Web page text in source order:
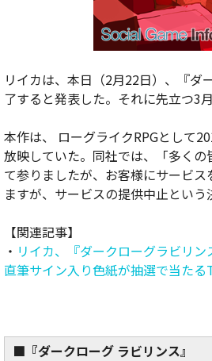
リイカは、本日（2月22日）、『ダ
了すると発表した。それに先立つ3
本作は、 ローグライクRPGとして
放映していた。同社では、「多く
て参りましたが、お客様にサービ
ますが、サービスの提供中止という
【関連記事】
・ リイカ、『ダークローグラビリ
直筆サイン入り色紙が抽選で当た
■『ダークローグ ラビリンス』